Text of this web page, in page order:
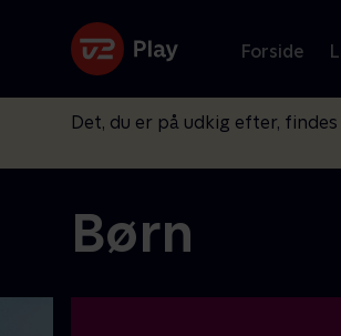
Forside
Det, du er på udkig efter,
Børn